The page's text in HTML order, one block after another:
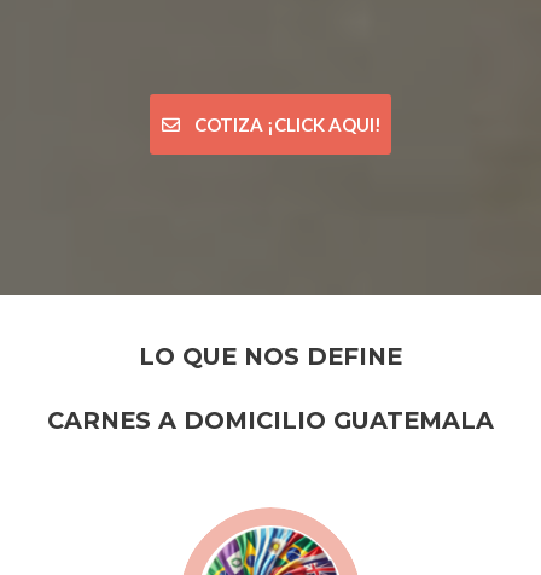
COTIZA ¡CLICK AQUI!
LO QUE NOS DEFINE
CARNES A DOMICILIO GUATEMALA